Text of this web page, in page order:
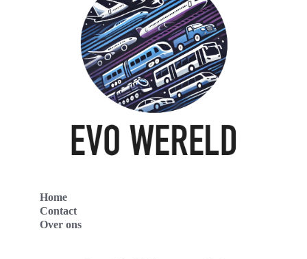
Home
Contact
Over ons